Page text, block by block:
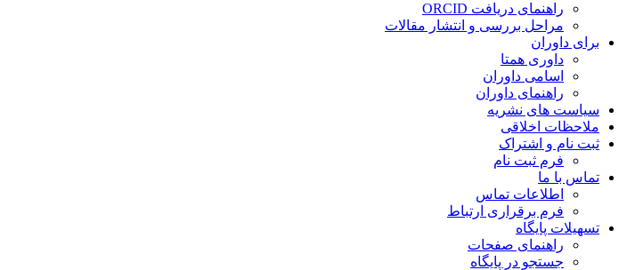
راهنمای دریافت ORCID
مراحل بررسی و انتشار مقالات
برای داوران
داوری همتا
اسامی داوران
راهنمای داوران
سیاست های نشریه
ملاحظات اخلاقی
ثبت نام و اشتراک
فرم ثبت نام
تماس با ما
اطلاعات تماس
فرم برقراری ارتباط
تسهیلات پایگاه
راهنمای صفحات
جستجو در پایگاه